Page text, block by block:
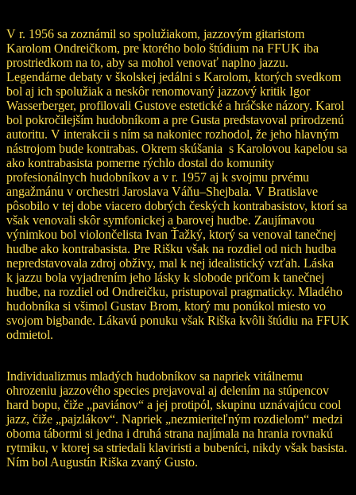
V r. 1956 sa zoznámil so spolužiakom, jazzovým gitaristom
Karolom Ondreičkom, pre ktorého bolo štúdium na FFUK iba
prostriedkom na to, aby sa mohol venovať naplno jazzu.
Legendárne debaty v školskej jedálni s Karolom, ktorých svedkom
bol aj ich spolužiak a neskôr renomovaný jazzový kritik Igor
Wasserberger, profilovali Gustove estetické a hráčske názory. Karol
bol pokročilejším hudobníkom a pre Gusta predstavoval prirodzenú
autoritu. V interakcii s ním sa nakoniec rozhodol, že jeho hlavným
nástrojom bude kontrabas. Okrem skúšania s Karolovou kapelou sa
ako kontrabasista pomerne rýchlo dostal do komunity
profesionálnych hudobníkov a v r. 1957 aj k svojmu prvému
angažmánu v orchestri Jaroslava Váňu–Shejbala. V Bratislave
pôsobilo v tej dobe viacero dobrých českých kontrabasistov, ktorí sa
však venovali skôr symfonickej a barovej hudbe. Zaujímavou
výnimkou bol violončelista Ivan Ťažký, ktorý sa venoval tanečnej
hudbe ako kontrabasista. Pre Rišku však na rozdiel od nich hudba
nepredstavovala zdroj obživy, mal k nej idealistický vzťah. Láska
k jazzu bola vyjadrením jeho lásky k slobode pričom k tanečnej
hudbe, na rozdiel od Ondreičku, pristupoval pragmaticky. Mladého
hudobníka si všimol Gustav Brom, ktorý mu ponúkol miesto vo
svojom bigbande. Lákavú ponuku však Riška kvôli štúdiu na FFUK
odmietol.
Individualizmus mladých hudobníkov sa napriek vitálnemu
ohrozeniu jazzového species prejavoval aj delením na stúpencov
hard bopu, čiže „paviánov“ a jej protipól, skupinu uznávajúcu cool
jazz, čiže „pajzlákov“. Napriek „nezmieriteľným rozdielom“ medzi
oboma tábormi si jedna i druhá strana najímala na hrania rovnakú
rytmiku, v ktorej sa striedali klaviristi a bubeníci, nikdy však basista.
Ním bol Augustín Riška zvaný Gusto.